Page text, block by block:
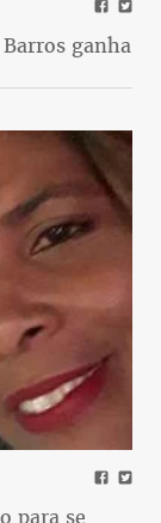
ganha
para se